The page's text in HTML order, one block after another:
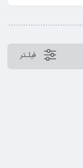
فیلـتر